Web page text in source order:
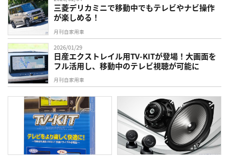
三菱デリカミニで移動中でもテレビやナビ操作
が楽しめる！
月刊自家用車
2026/01/29
日産エクストレイル用TV-KITが登場！大画面を
フル活用し、移動中のテレビ視聴が可能に
月刊自家用車